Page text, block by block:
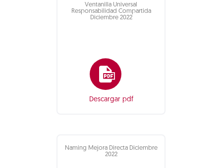
Ventanilla Universal
Responsabilidad Compartida
Diciembre 2022
Descargar pdf
Naming Mejora Directa Diciembre
2022